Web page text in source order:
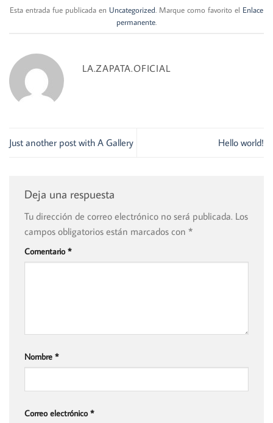
Esta entrada fue publicada en Uncategorized . Marque como favorito el Enlace
permanente
LA.ZAPATA.OFICIAL
Just another post with A Gallery Hello world!
Deja una respuesta
Tu dirección de correo electrónico no será publicada. Los
campos obligatorios están marcados con *
Comentario*
Nombre *
Correo electrónico*